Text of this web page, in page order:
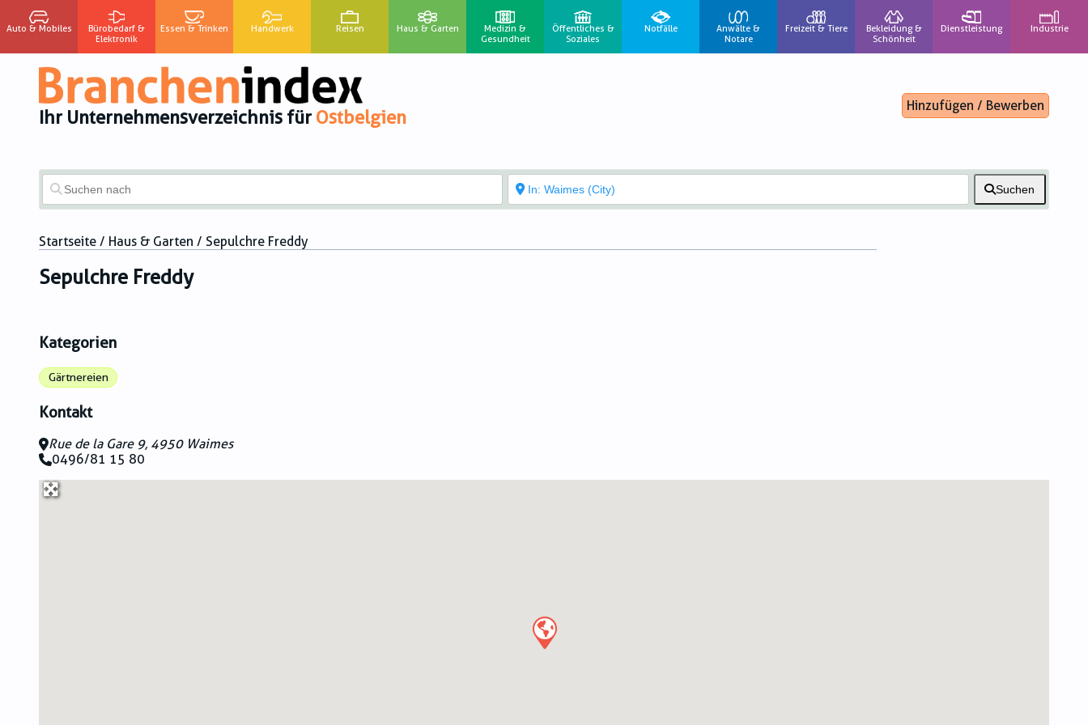
Auto & Mobiles
Bürobedarf &
Elektronik
Essen & Trinken Handwerk Reisen Haus & Garten
Medizin &
Gesundheit
Öffentliches &
Soziales
Notfälle
Anwälte &
Notare
Freizeit & Tiere
Bekleidung &
Schönheit
Dienstleistung Industrie
Ihr Unternehmensverzeichnis für Ostbelgien
Hinzufügen / Bewerben
Suchen
Startseite / Haus & Garten / Sepulchre Freddy
Sepulchre Freddy
Kategorien
Gärtnereien
Kontakt
Rue de la Gare 9, 4950 Waimes
0496/81 15 80